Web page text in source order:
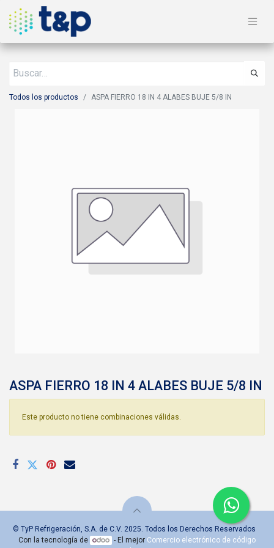
Todos los productos ASPA FIERRO 18 IN 4 ALABES BUJE 5/8 IN
ASPA FIERRO 18 IN 4 ALABES BUJE 5/8 IN
Este producto no tiene combinaciones válidas.
© TyP Refrigeración, S.A. de C.V. 2025. Todos los Derechos Reservados
Con la tecnología de
- El mejor Comercio electrónico de código